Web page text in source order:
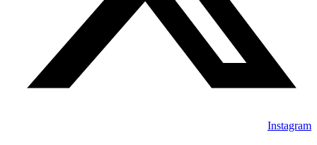
Instagram